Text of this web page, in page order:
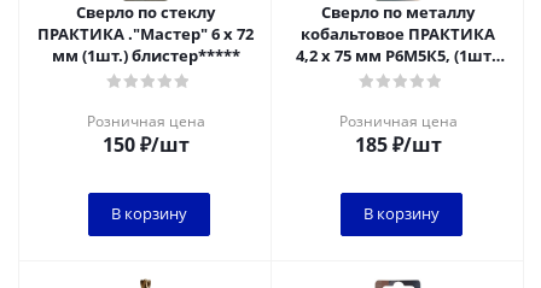
Сверло по стеклу
ПРАКТИКА ."Мастер" 6 х 72
мм (1шт.) блистер*****
Розничная цена
150₽/шт
В корзину
Сверло по металлу
кобальтовое ПРАКТИКА
4,2 х 75 мм Р6М5К5, (1шт.)
блистер
Розничная цена
185₽/шт
В корзину